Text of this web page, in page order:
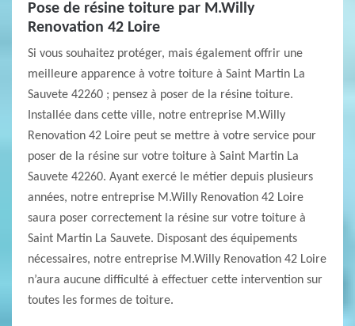
Pose de résine toiture par M.Willy
Renovation 42 Loire
Si vous souhaitez protéger, mais également offrir une
meilleure apparence à votre toiture à Saint Martin La
Sauvete 42260 ; pensez à poser de la résine toiture.
Installée dans cette ville, notre entreprise M.Willy
Renovation 42 Loire peut se mettre à votre service pour
poser de la résine sur votre toiture à Saint Martin La
Sauvete 42260. Ayant exercé le métier depuis plusieurs
années, notre entreprise M.Willy Renovation 42 Loire
saura poser correctement la résine sur votre toiture à
Saint Martin La Sauvete. Disposant des équipements
nécessaires, notre entreprise M.Willy Renovation 42 Loire
n’aura aucune difficulté à effectuer cette intervention sur
toutes les formes de toiture.